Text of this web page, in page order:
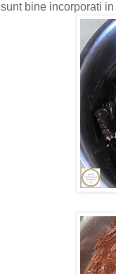
sunt bine incorporati in